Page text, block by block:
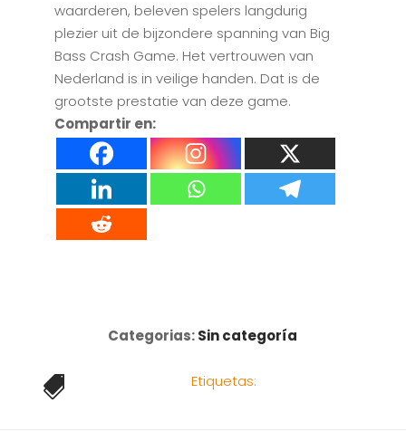
waarderen, beleven spelers langdurig
plezier uit de bijzondere spanning van Big
Bass Crash Game. Het vertrouwen van
Nederland is in veilige handen. Dat is de
grootste prestatie van deze game.
Compartir en:
Categorias:Sin categoría
 Etiquetas: